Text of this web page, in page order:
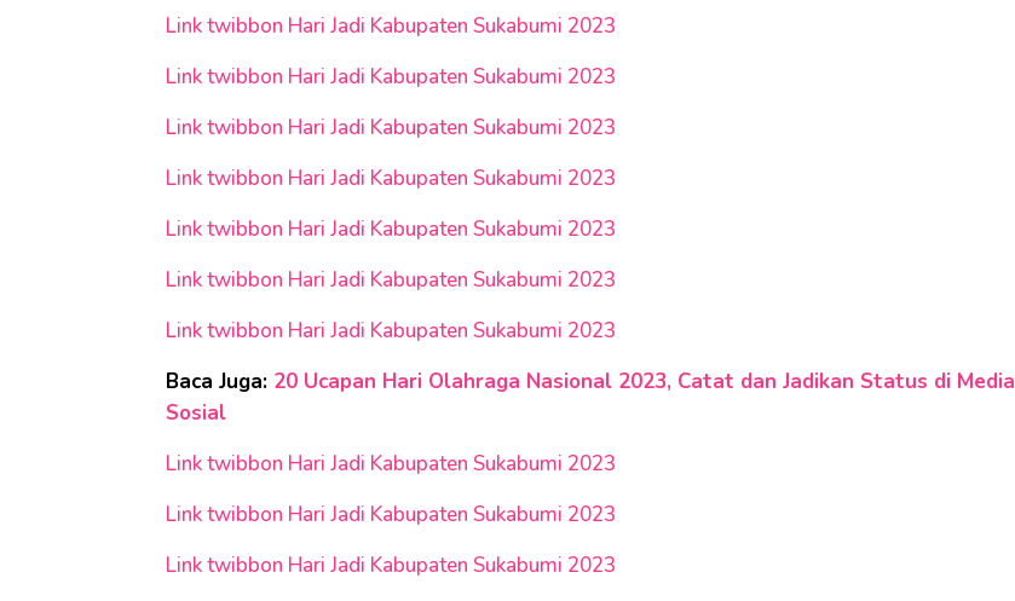
Link twibbon Hari Jadi Kabupaten Sukabumi 2023
Link twibbon Hari Jadi Kabupaten Sukabumi 2023
Link twibbon Hari Jadi Kabupaten Sukabumi 2023
Link twibbon Hari Jadi Kabupaten Sukabumi 2023
Link twibbon Hari Jadi Kabupaten Sukabumi 2023
Link twibbon Hari Jadi Kabupaten Sukabumi 2023
Link twibbon Hari Jadi Kabupaten Sukabumi 2023
Baca Juga: 20 Ucapan Hari Olahraga Nasional 2023, Catat dan Jadikan Status di Media
Sosial
Link twibbon Hari Jadi Kabupaten Sukabumi 2023
Link twibbon Hari Jadi Kabupaten Sukabumi 2023
Link twibbon Hari Jadi Kabupaten Sukabumi 2023